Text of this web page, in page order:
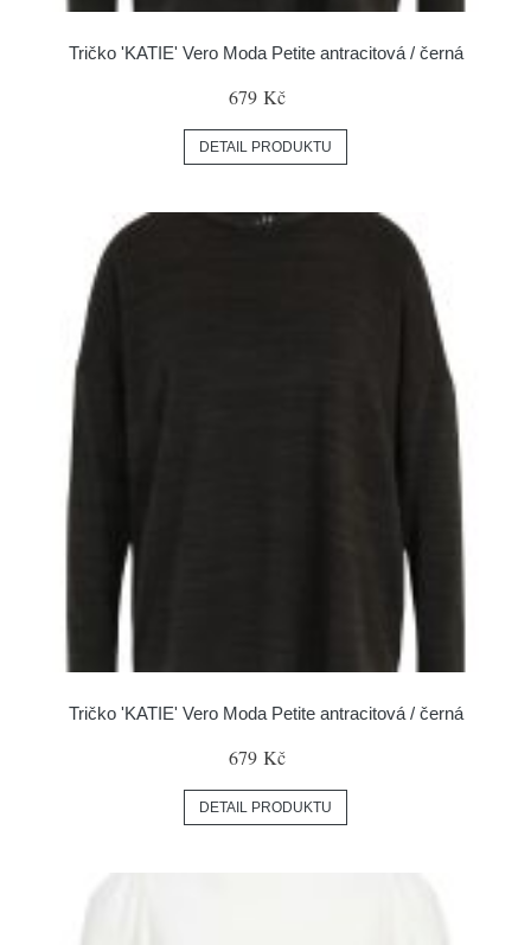
Tričko 'KATIE' Vero Moda Petite antracitová / černá
679 Kč
DETAIL PRODUKTU
Tričko 'KATIE' Vero Moda Petite antracitová / černá
679 Kč
DETAIL PRODUKTU